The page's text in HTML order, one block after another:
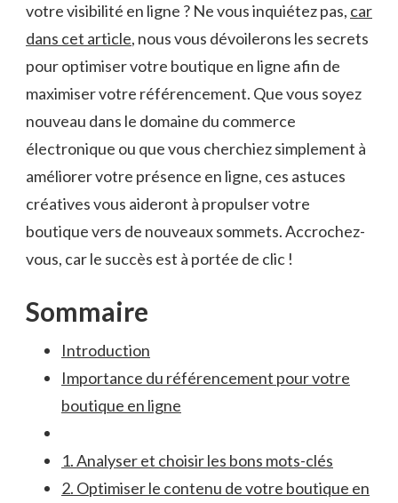
votre visibilité en ligne ⁣? Ne ⁣vous inquiétez pas,​ car
dans cet ​article, nous vous dévoilerons les secrets
pour‍ optimiser votre boutique en ligne afin de⁣
maximiser votre référencement. Que vous soyez
‍nouveau dans le‌ domaine du commerce⁢
électronique ou que⁣ vous ​cherchiez simplement à
améliorer votre présence en ligne,⁣ ces ⁤astuces
⁣créatives vous ⁢aideront à propulser votre
boutique⁢ vers de nouveaux ‍sommets. Accrochez-
vous, car le succès est à⁤ portée de clic !
Sommaire
Introduction
Importance du référencement pour ​votre⁢
boutique en ligne
1. Analyser et choisir les bons mots-clés
2. ⁤Optimiser​ le contenu de votre boutique en